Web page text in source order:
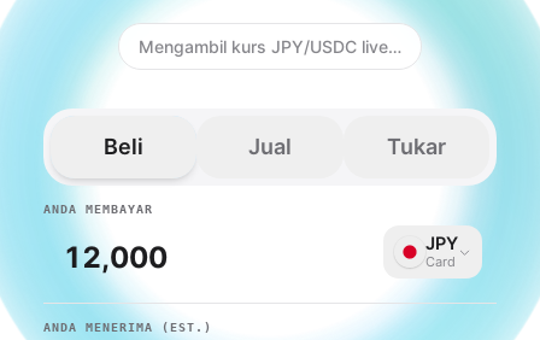
Mengambil kurs JPY/USDC live…
Beli Jual Tukar
ANDA MEMBAYAR
JPY
Card
ANDA MENERIMA (EST.)